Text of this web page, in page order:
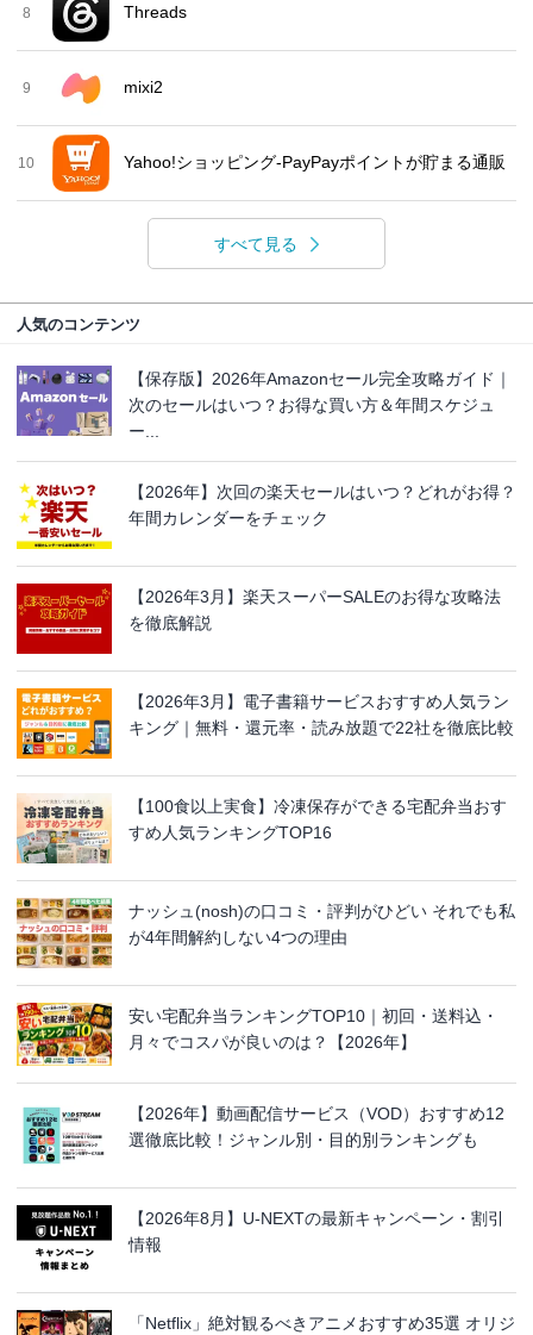
8 Threads
9 mixi2
10 Yahoo!ショッピング-PayPayポイントが貯まる通販
すべて見る
人気のコンテンツ
【保存版】2026年Amazonセール完全攻略ガイド｜
次のセールはいつ？お得な買い方＆年間スケジュ
ー...
【2026年】次回の楽天セールはいつ？どれがお得？
年間カレンダーをチェック
【2026年3月】楽天スーパーSALEのお得な攻略法
を徹底解説
【2026年3月】電子書籍サービスおすすめ人気ラン
キング｜無料・還元率・読み放題で22社を徹底比較
【100食以上実食】冷凍保存ができる宅配弁当おす
すめ人気ランキングTOP16
ナッシュ(nosh)の口コミ・評判がひどい それでも私
が4年間解約しない4つの理由
安い宅配弁当ランキングTOP10｜初回・送料込・
月々でコスパが良いのは？【2026年】
【2026年】動画配信サービス（VOD）おすすめ12
選徹底比較！ジャンル別・目的別ランキングも
【2026年8月】U-NEXTの最新キャンペーン・割引
情報
「Netflix」絶対観るべきアニメおすすめ35選 オリジ